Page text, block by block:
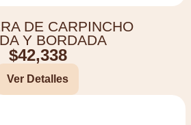
DE CARPINCHO
Y BORDADA
$42,338
Ver Detalles